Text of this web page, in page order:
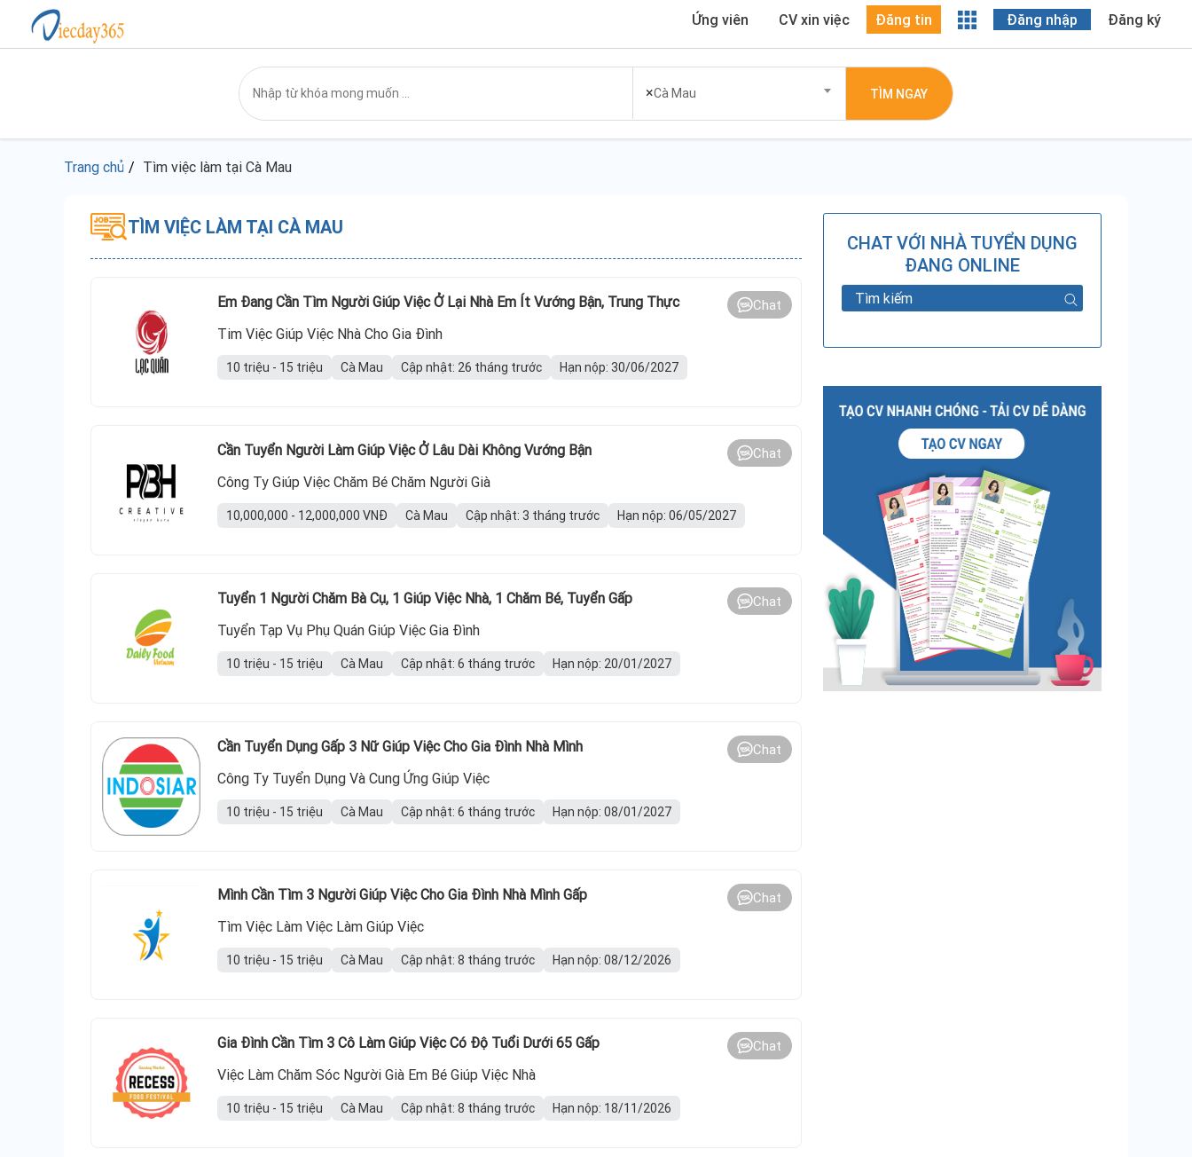
Ứng viên CV xin việc Đăng tin Đăng nhập Đăng ký
×Cà Mau TÌM NGAY
Trang chủ Tìm việc làm tại Cà Mau
TÌM VIỆC LÀM TẠI CÀ MAU
Em Đang Cần Tìm Người Giúp Việc Ở Lại Nhà Em Ít Vướng Bận, Trung Thực
Tim Việc Giúp Việc Nhà Cho Gia Đình
10 triệu - 15 triệu Cà Mau Cập nhật: 26 tháng trước Hạn nộp: 30/06/2027
Chat
Cần Tuyển Người Làm Giúp Việc Ở Lâu Dài Không Vướng Bận
Công Ty Giúp Việc Chăm Bé Chăm Người Già
10,000,000 - 12,000,000 VNĐ Cà Mau Cập nhật: 3 tháng trước Hạn nộp: 06/05/2027
Chat
Tuyển 1 Người Chăm Bà Cụ, 1 Giúp Việc Nhà, 1 Chăm Bé, Tuyển Gấp
Tuyển Tạp Vụ Phụ Quán Giúp Việc Gia Đình
10 triệu - 15 triệu Cà Mau Cập nhật: 6 tháng trước Hạn nộp: 20/01/2027
Chat
Cần Tuyển Dụng Gấp 3 Nữ Giúp Việc Cho Gia Đình Nhà Mình
Công Ty Tuyển Dụng Và Cung Ứng Giúp Việc
10 triệu - 15 triệu Cà Mau Cập nhật: 6 tháng trước Hạn nộp: 08/01/2027
Chat
Mình Cần Tìm 3 Người Giúp Việc Cho Gia Đình Nhà Mình Gấp
Tìm Việc Làm Việc Làm Giúp Việc
10 triệu - 15 triệu Cà Mau Cập nhật: 8 tháng trước Hạn nộp: 08/12/2026
Chat
Gia Đình Cần Tìm 3 Cô Làm Giúp Việc Có Độ Tuổi Dưới 65 Gấp
Việc Làm Chăm Sóc Người Già Em Bé Giúp Việc Nhà
10 triệu - 15 triệu Cà Mau Cập nhật: 8 tháng trước Hạn nộp: 18/11/2026
Chat
CHAT VỚI NHÀ TUYỂN DỤNG
ĐANG ONLINE